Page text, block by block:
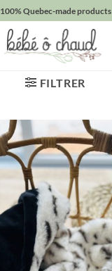
100% Quebec-made products
FILTRER